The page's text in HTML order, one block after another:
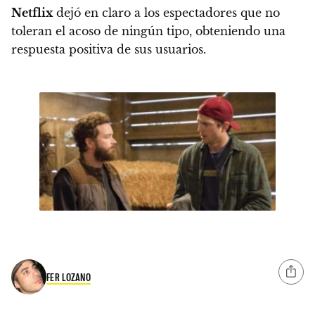
Netflix dejó en claro a los espectadores que no
toleran el acoso de ningún tipo, obteniendo una
respuesta positiva de sus usuarios.
FER LOZANO